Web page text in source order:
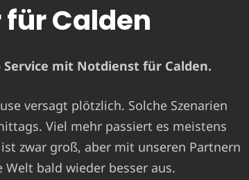
für Calden
mit Notdienst für Calden.
versagt plötzlich. Solche Szenarien
Viel mehr passiert es meistens
zwar groß, aber mit unseren Partnern
bald wieder besser aus.